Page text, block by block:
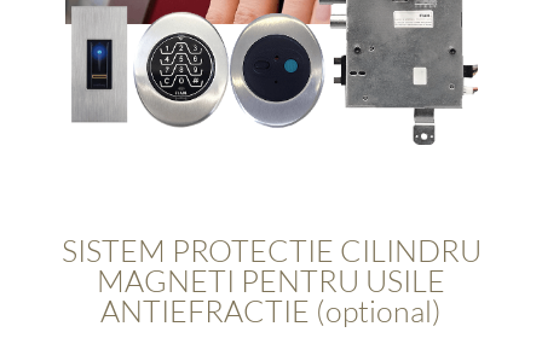
SISTEM PROTECTIE CILINDRU
MAGNETI PENTRU USILE
ANTIEFRACTIE (optional)